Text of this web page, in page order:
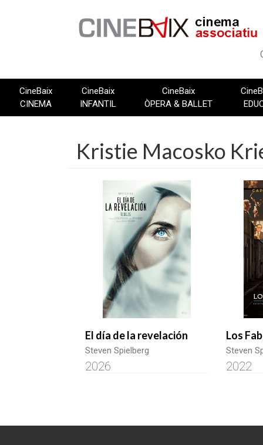
CineBaix
CINEMA
CineBaix
INFANTIL
CineBaix
ÒPERA & BALLET
Kristie Macosko
El día de la revelación
Steven Spielberg
2026
Los
Steven
2022